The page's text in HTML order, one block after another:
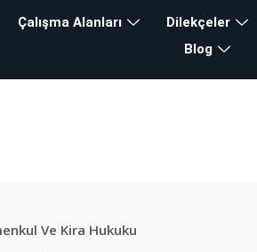
Çalışma Alanları Dilekçeler
Blog
Ve Kira Hukuku